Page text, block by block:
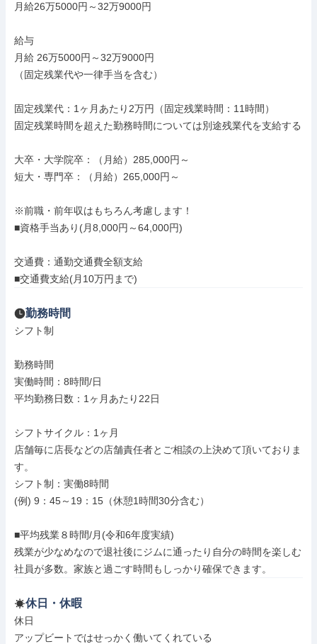
月給26万5000円～32万9000円
給与
月給 26万5000円～32万9000円
（固定残業代や一律手当を含む）
固定残業代：1ヶ月あたり2万円（固定残業時間：11時間）
固定残業時間を超えた勤務時間については別途残業代を支給する
大卒・大学院卒：（月給）285,000円～
短大・専門卒：（月給）265,000円～
※前職・前年収はもちろん考慮します！
■資格手当あり(月8,000円～64,000円)
交通費：通勤交通費全額支給
■交通費支給(月10万円まで)
勤務時間
シフト制
勤務時間
実働時間：8時間/日
平均勤務日数：1ヶ月あたり22日
シフトサイクル：1ヶ月
店舗毎に店長などの店舗責任者とご相談の上決めて頂いておりま
す。
シフト制：実働8時間
(例) 9：45～19：15（休憩1時間30分含む）
■平均残業８時間/月(令和6年度実績)
残業が少なめなので退社後にジムに通ったり自分の時間を楽しむ
社員が多数。家族と過ごす時間もしっかり確保できます。
休日・休暇
休日
アップビートではせっかく働いてくれている